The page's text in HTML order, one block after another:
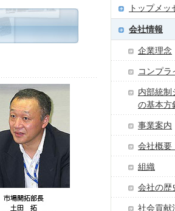
トップメッ
会社情報
企業理念
コンプラ
内部統制
の基本方
事業案内
会社概要
組織
会社の歴
社会貢献